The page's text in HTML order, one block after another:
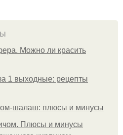
Можно ли красить
1 выходные: рецепты
шалаш: плюсы и минусы
Плюсы и минусы